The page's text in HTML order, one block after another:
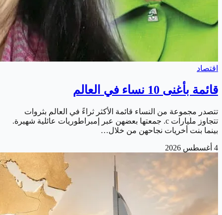
اقتصاد
قائمة بأغنى 10 نساء في العالم
تتصدر مجموعة من النساء قائمة الأكثر ثراءً في العالم بثروات
تتجاوز مليارات c. جمعتها بعضهن عبر إمبراطوريات عائلية شهيرة.
بينما بنت أخريات نجاحهن من خلال…
4 أغسطس 2026